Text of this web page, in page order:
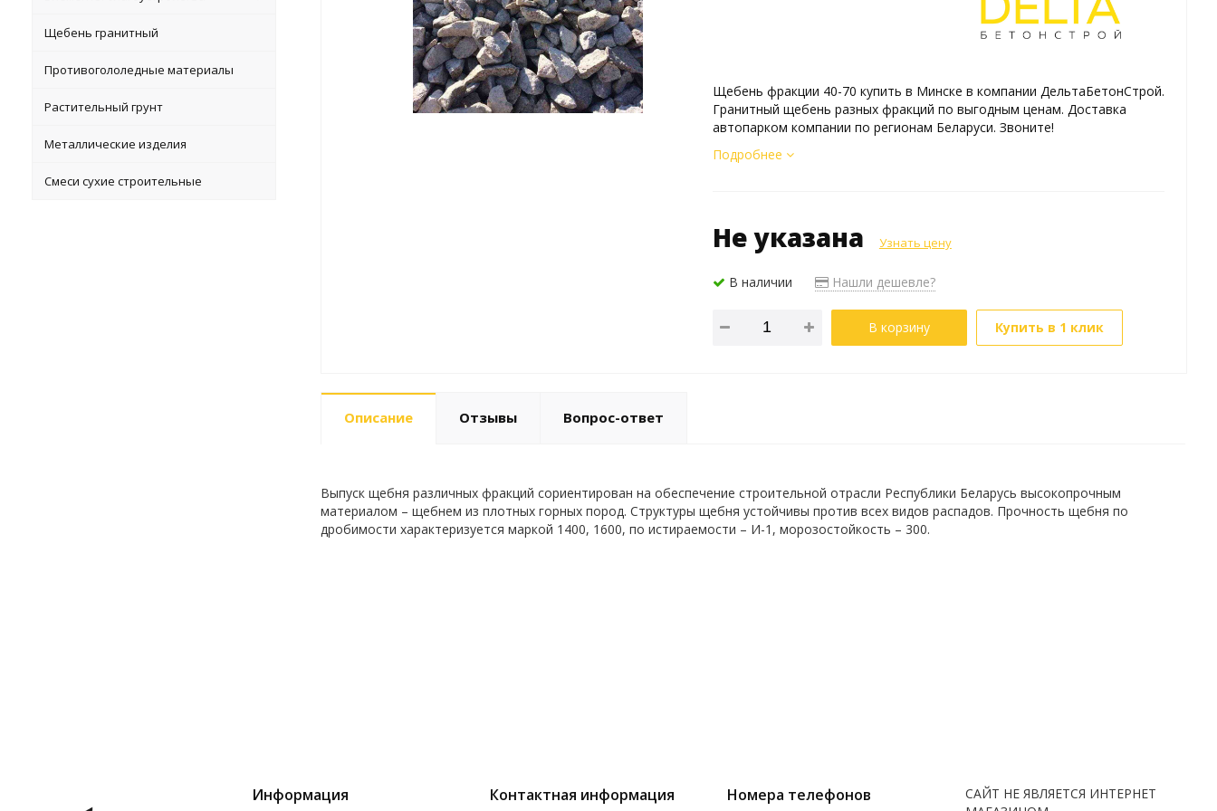
Щебень гранитный
Противогололедные материалы
Растительный грунт
Металлические изделия
Смеси сухие строительные
Щебень фракции 40-70 купить в Минске в компании ДельтаБетонСтрой.
Гранитный щебень разных фракций по выгодным ценам. Доставка
автопарком компании по регионам Беларуси. Звоните!
Подробнее
Не указана Узнать цену
В наличии Нашли дешевле?
В корзину Купить в 1 клик
Описание Отзывы Вопрос-ответ
Выпуск щебня различных фракций сориентирован на обеспечение строительной отрасли Республики Беларусь высокопрочным
материалом – щебнем из плотных горных пород. Структуры щебня устойчивы против всех видов распадов. Прочность щебня по
дробимости характеризуется маркой 1400, 1600, по истираемости – И-1, морозостойкость – 300.
Информация Контактная информация Номера телефонов
САЙТ НЕ ЯВЛЯЕТСЯ ИНТЕРНЕТ